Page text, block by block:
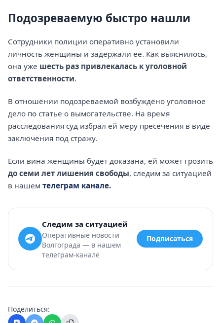
Подозреваемую быстро нашли
Сотрудники полиции оперативно установили
личность женщины и задержали ее. Как выяснилось,
она уже шесть раз привлекалась к уголовной
ответственности.
В отношении подозреваемой возбуждено уголовное
дело по статье о вымогательстве. На время
расследования суд избрал ей меру пресечения в виде
заключения под стражу.
Если вина женщины будет доказана, ей может грозить
до семи лет лишения свободы, следим за ситуацией
в нашем телеграм канале.
Следим за ситуацией
Оперативные новости
Волгограда — в нашем
телеграм-канале
Подписаться
Поделиться: